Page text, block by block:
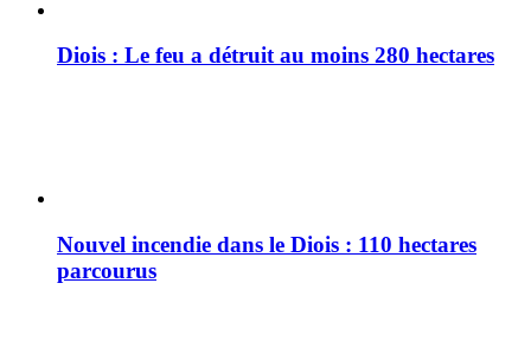
Diois : Le feu a détruit au moins 280 hectares
Nouvel incendie dans le Diois : 110 hectares
parcourus